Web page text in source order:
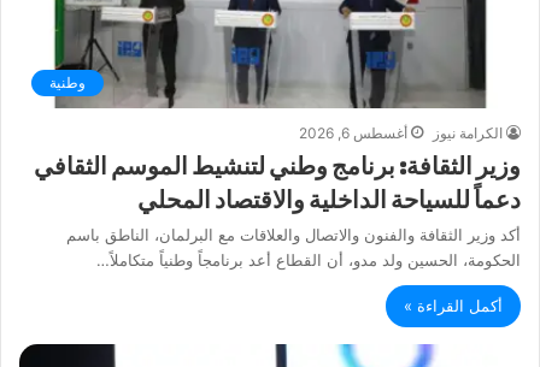
وطنية
الكرامة نيوز أغسطس 6, 2026
وزير الثقافة: برنامج وطني لتنشيط الموسم الثقافي
دعماً للسياحة الداخلية والاقتصاد المحلي
أكد وزير الثقافة والفنون والاتصال والعلاقات مع البرلمان، الناطق باسم
الحكومة، الحسين ولد مدو، أن القطاع أعد برنامجاً وطنياً متكاملاً…
أكمل القراءة »